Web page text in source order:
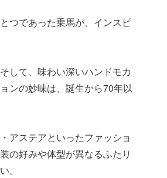
つであった乗馬が、インスピ
して、味わい深いハンドモカ
ンの妙味は、誕生から70年以
アステアといったファッショ
の好みや体型が異なるふたり
。